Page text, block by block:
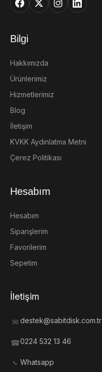
Bilgi
Hakkımızda
Ürünlerimiz
Hizmetlerimiz
Blog
İletişim
KVKK Aydınlatma Metni
Çerez Politikası
Hesabım
Hesabım
Siparişlerim
Favorilerim
Sepetim
İletişim
✉ destek@sabitdisk.com.tr
☎0224 532 13 46
Whatsapp